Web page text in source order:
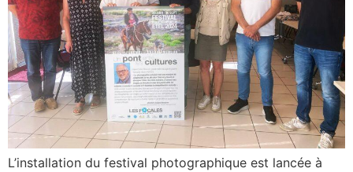
L’installation du festival photographique est lancée à